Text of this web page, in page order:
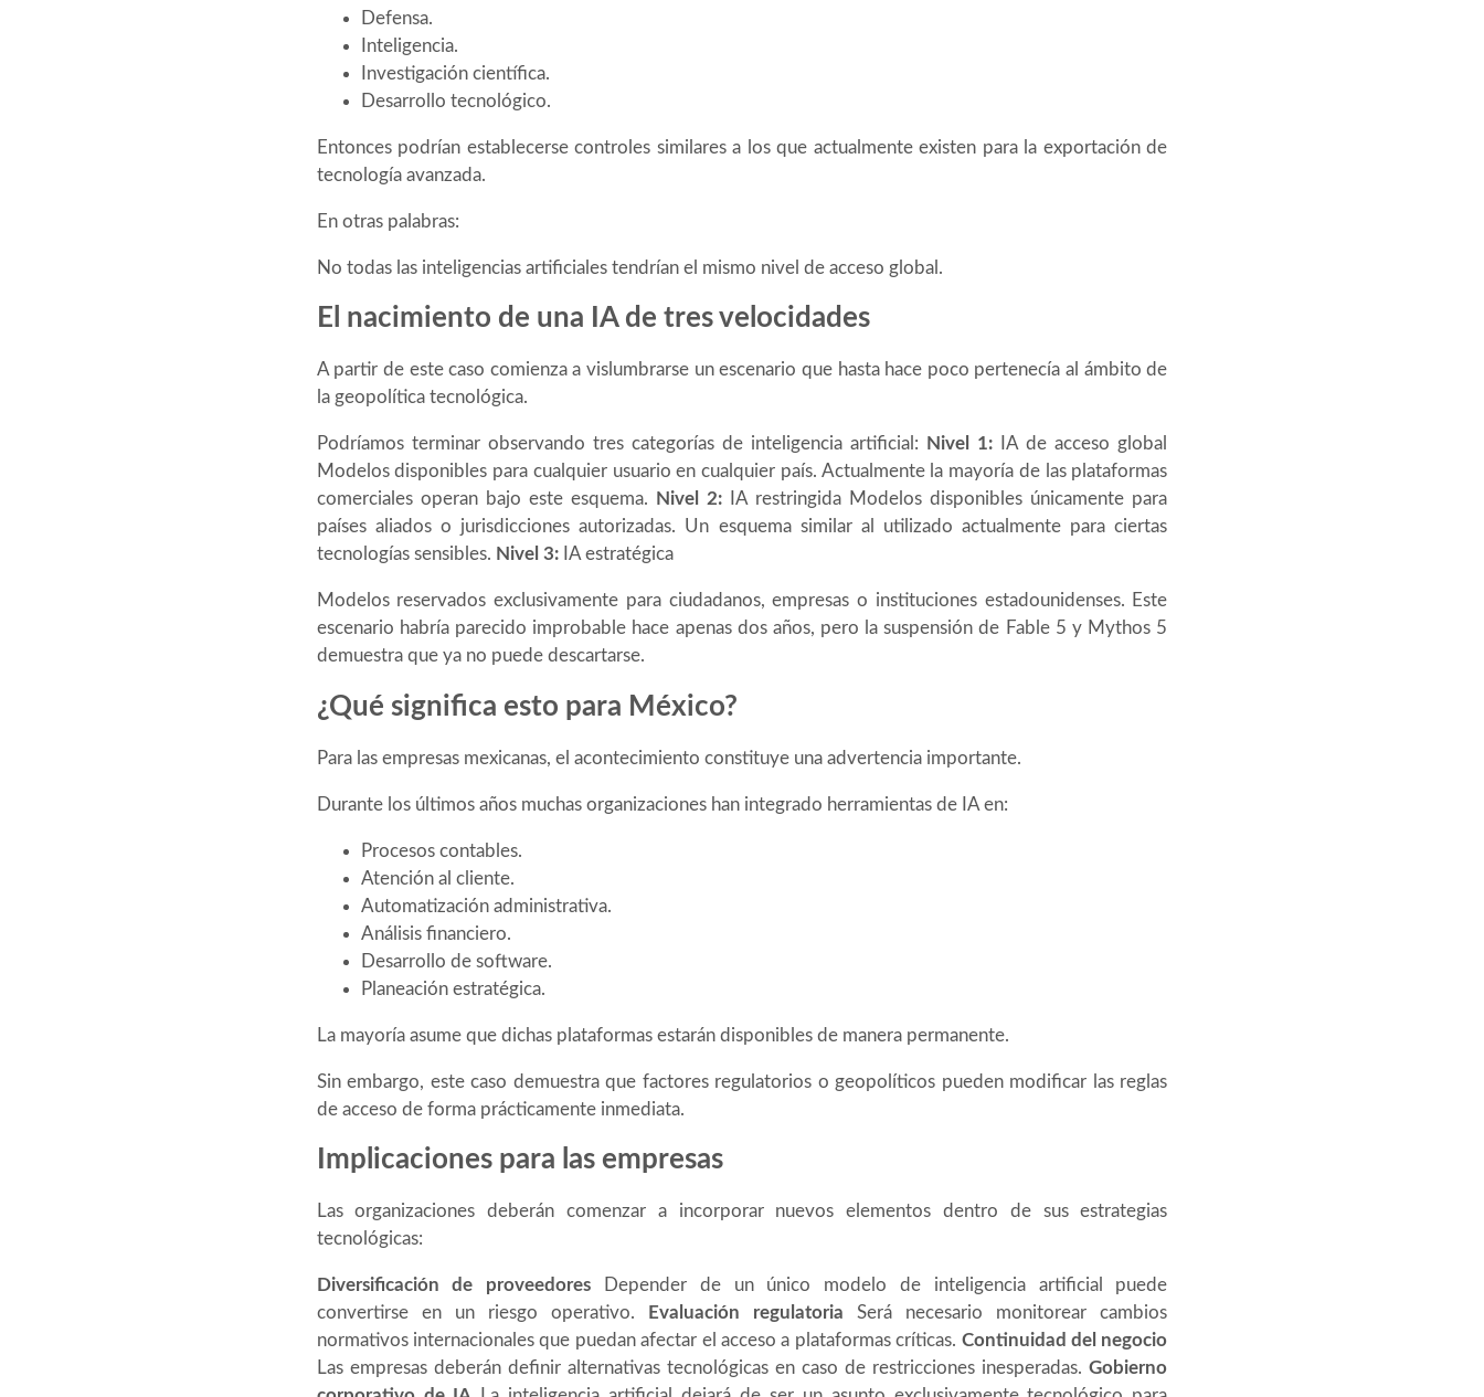
Defensa.
Inteligencia.
Investigación científica.
Desarrollo tecnológico.
Entonces podrían establecerse controles similares a los que actualmente existen para la exportación de
tecnología avanzada.
En otras palabras:
No todas las inteligencias artificiales tendrían el mismo nivel de acceso global.
El nacimiento de una IA de tres velocidades
A partir de este caso comienza a vislumbrarse un escenario que hasta hace poco pertenecía al ámbito de
la geopolítica tecnológica.
Podríamos terminar observando tres categorías de inteligencia artificial: Nivel 1: IA de acceso global
Modelos disponibles para cualquier usuario en cualquier país. Actualmente la mayoría de las plataformas
comerciales operan bajo este esquema.
Nivel 2: IA restringida Modelos disponibles únicamente para
países aliados o jurisdicciones autorizadas. Un esquema similar al utilizado actualmente para ciertas
tecnologías sensibles. Nivel 3:IA estratégica
Modelos reservados exclusivamente para ciudadanos, empresas o instituciones estadounidenses. Este
escenario habría parecido improbable hace apenas dos años, pero la suspensión de Fable 5 y Mythos 5
demuestra que ya no puede descartarse.
¿Qué significa esto para México?
Para las empresas mexicanas, el acontecimiento constituye una advertencia importante.
Durante los últimos años muchas organizaciones han integrado herramientas de IA en:
Procesos contables.
Atención al cliente.
Automatización administrativa.
Análisis financiero.
Desarrollo de software.
Planeación estratégica.
La mayoría asume que dichas plataformas estarán disponibles de manera permanente.
Sin embargo, este caso demuestra que factores regulatorios o geopolíticos pueden modificar las reglas
de acceso de forma prácticamente inmediata.
Implicaciones para las empresas
Las organizaciones deberán comenzar a incorporar nuevos elementos dentro de sus estrategias
tecnológicas:
Diversificación de proveedores Depender de un único modelo de inteligencia artificial puede
convertirse en un riesgo operativo.
Evaluación regulatoria Será necesario monitorear cambios
normativos internacionales que puedan afectar el acceso a plataformas críticas. Continuidad del negocio
Las empresas deberán definir alternativas tecnológicas en caso de restricciones inesperadas.Gobierno